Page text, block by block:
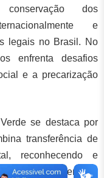
dos
e
legais no Brasil. No
enfrenta desafios
e a precarização
se destaca por
transferência de
reconhecendo e
por seus serviços